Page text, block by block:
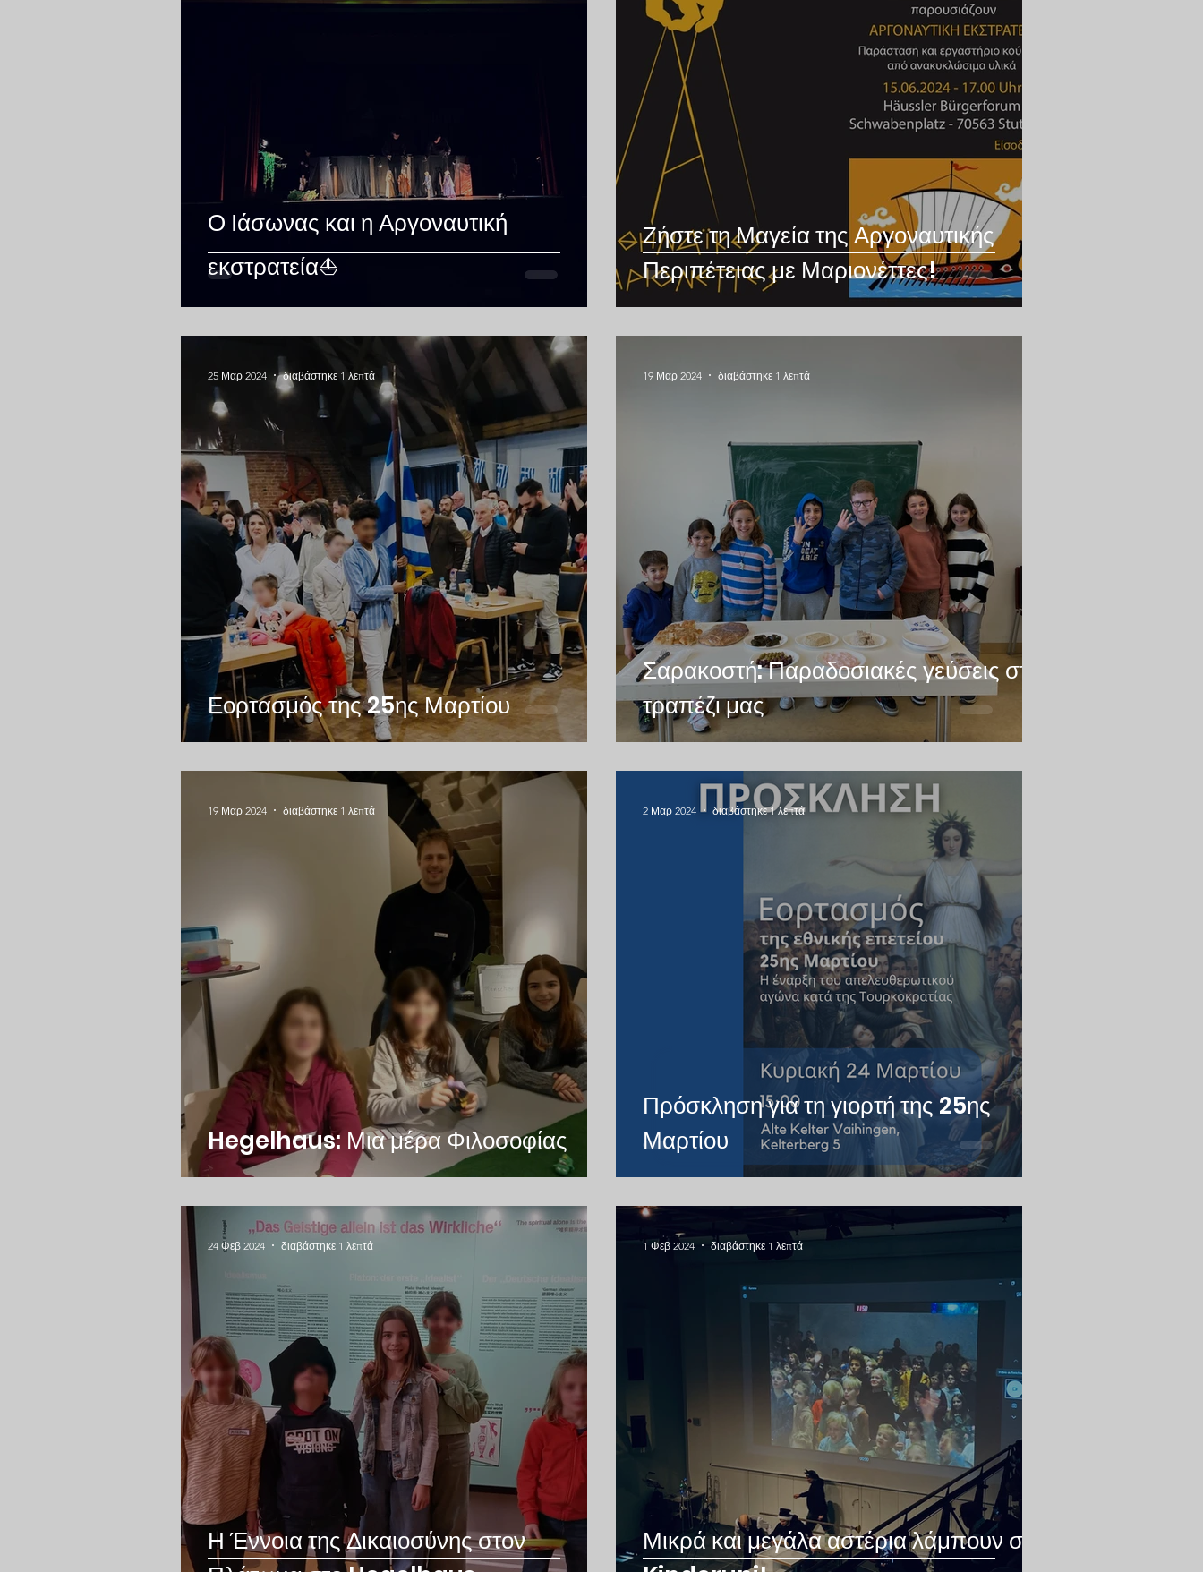
Ο Ιάσωνας και η Αργοναυτική
εκστρατεία⛵️
Ζήστε τη Μαγεία της Αργοναυτικής
Περιπέτειας με Μαριονέττες!
Εορτασμός της 25ης Μαρτίου
25 Μαρ 2024 διαβάστηκε 1 λεπτά
Σαρακοστή: Παραδοσιακές γεύσεις στο
τραπέζι μας
19 Μαρ 2024 διαβάστηκε 1 λεπτά
Hegelhaus: Μια μέρα Φιλοσοφίας
19 Μαρ 2024 διαβάστηκε 1 λεπτά
Πρόσκληση για τη γιορτή της 25ης
Μαρτίου
2 Μαρ 2024 διαβάστηκε 1 λεπτά
Η Έννοια της Δικαιοσύνης στον
24 Φεβ 2024 διαβάστηκε 1 λεπτά
Μικρά και μεγάλα αστέρια λάμπουν στο
1 Φεβ 2024 διαβάστηκε 1 λεπτά